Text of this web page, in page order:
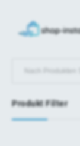
Produkt Filter